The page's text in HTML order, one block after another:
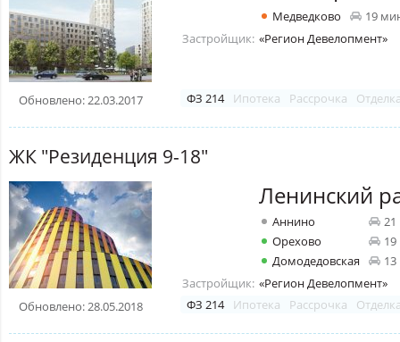
Обновлено: 22.03.2017
Медведково
19
Застройщик: «Регион Девелопмент»
ФЗ 214 Ипотека Рассрочка
ЖК "Резиденция 9-18"
Обновлено: 28.05.2018
Ленинский
Аннино
Орехово
Домодедовская
Застройщик: «Регион Девелопмент»
ФЗ 214
Ипотека Рассрочка